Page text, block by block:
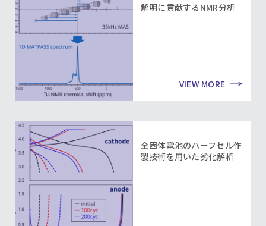
解明に貢献するNMR分析
VIEW MORE
全固体電池のハーフセル作
製技術を用いた劣化解析